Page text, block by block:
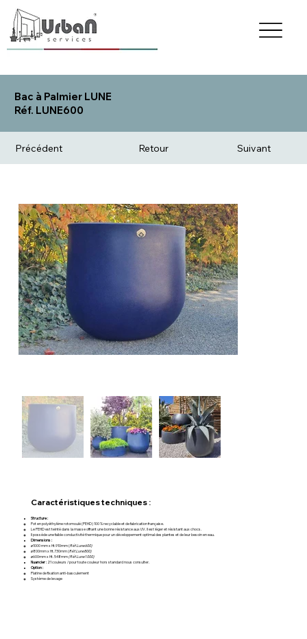
Bac à Palmier LUNE
Réf. LUNE600
Précédent Retour Suivant
Caractéristiques techniques :
Structure :
Pot en polyéthylène rotomoulé (PEHD) 100 % recyclable et de fabrication française.
Le PEHD est teinté dans la masse offrant une bonne résistance aux UV. Il est léger et résistant aux chocs.
Il possède une faible conductivité thermique pour un développement optimal des plantes et de leur besoin en eau.
Dimensions :
ø1000 mm x Ht.910mm (Réf.Lune600)
ø800mm x Ht.730mm (Réf.Lune800)
ø600mm x Ht. 548mm(Réf.Lune1000)
Nuancier : 21 couleurs / pour toute couleur hors standard nous consulter.
Option :
Platine de fixation anti-basculement
Système de levage